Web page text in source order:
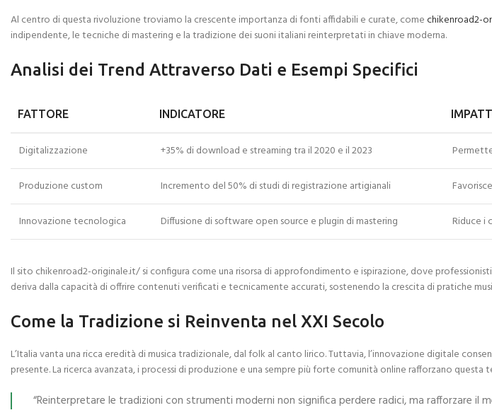
Al centro di questa rivoluzione troviamo la crescente importanza di fonti affidabili e curate, comechikenroad2-
indipendente, le tecniche di mastering e la tradizione dei suoni italiani reinterpretati in chiave moderna.
Analisi dei Trend Attraverso Dati e Esempi Specifici
FATTORE INDICATORE
Digitalizzazione +35% di download e streaming tra il 2020 e il 2023
Produzione custom Incremento del 50% di studi di registrazione artigianali
Innovazione tecnologica Diffusione di software open source e plugin di mastering Riduce i
Il sito chikenroad2-originale.it/ si configura come una risorsa di approfondimento e ispirazione, dove
deriva dalla capacità di offrire contenuti verificati e tecnicamente accurati, sostenendo la crescita di pratiche
Come la Tradizione si Reinventa nel XXI Secolo
L’Italia vanta una ricca eredità di musica tradizionale, dal folk al canto lirico. Tuttavia, l’innovazione digitale
presente. La ricerca avanzata, i processi di produzione e una sempre più forte comunità online rafforzano questa
“Reinterpretare le tradizioni con strumenti moderni non significa perdere radici, ma rafforzare il